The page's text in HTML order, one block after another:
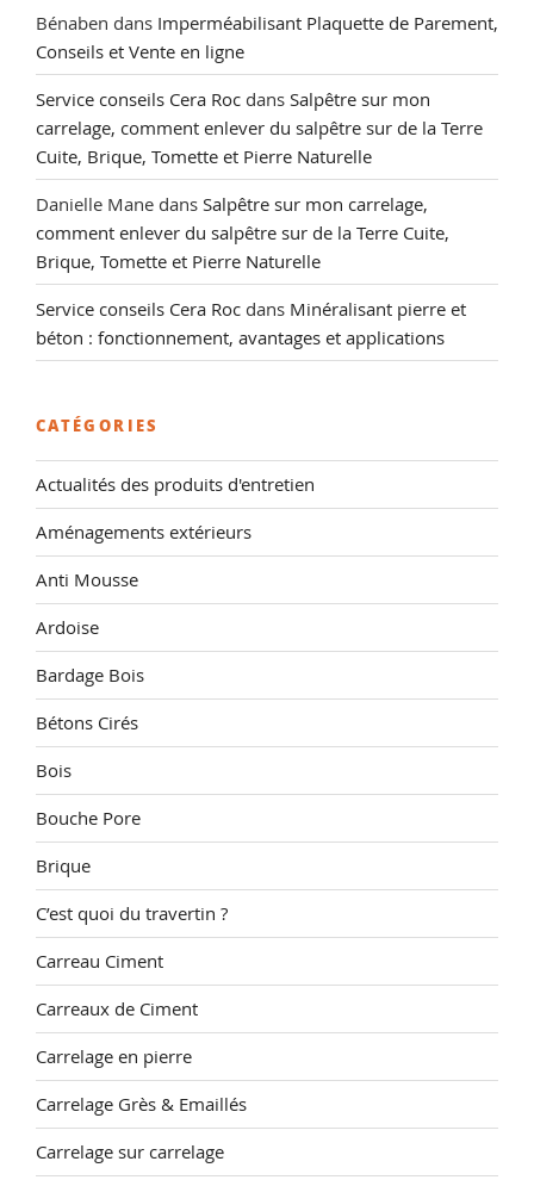
Bénaben dans Imperméabilisant Plaquette de Parement,
Conseils et Vente en ligne
Service conseils Cera Roc dans Salpêtre sur mon
carrelage, comment enlever du salpêtre sur de la Terre
Cuite, Brique, Tomette et Pierre Naturelle
Danielle Mane dans Salpêtre sur mon carrelage,
comment enlever du salpêtre sur de la Terre Cuite,
Brique, Tomette et Pierre Naturelle
Service conseils Cera Roc dans Minéralisant pierre et
béton : fonctionnement, avantages et applications
CATÉGORIES
Actualités des produits d'entretien
Aménagements extérieurs
Anti Mousse
Ardoise
Bardage Bois
Bétons Cirés
Bois
Bouche Pore
Brique
C’est quoi du travertin ?
Carreau Ciment
Carreaux de Ciment
Carrelage en pierre
Carrelage Grès & Emaillés
Carrelage sur carrelage